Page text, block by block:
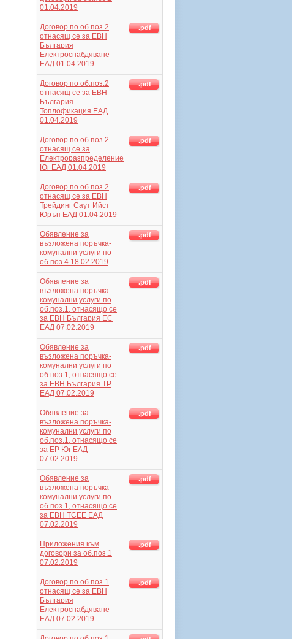
01.04.2019
Договор по об.поз.2
отнасящ се за ЕВН
България
Електроснабдяване
ЕАД 01.04.2019
.pdf
Договор по об.поз.2
отнасящ се за ЕВН
България
Топлофикация ЕАД
01.04.2019
.pdf
Договор по об.поз.2
отнасящ се за
Електроразпределение
Юг ЕАД 01.04.2019
.pdf
Договор по об.поз.2
отнасящ се за ЕВН
Трейдинг Саут Ийст
Юръп ЕАД 01.04.2019
.pdf
Обявление за
възложена поръчка-
комунални услуги по
об.поз.4 18.02.2019
.pdf
Обявление за
възложена поръчка-
комунални услуги по
об.поз.1, отнасящо се
за ЕВН България ЕС
ЕАД 07.02.2019
.pdf
Обявление за
възложена поръчка-
комунални услуги по
об.поз.1, отнасящо се
за ЕВН България ТР
ЕАД 07.02.2019
.pdf
Обявление за
възложена поръчка-
комунални услуги по
об.поз.1, отнасящо се
за ЕР Юг ЕАД
07.02.2019
.pdf
Обявление за
възложена поръчка-
комунални услуги по
об.поз.1, отнасящо се
за ЕВН ТСЕЕ ЕАД
07.02.2019
.pdf
Приложения към
договори за об.поз.1
07.02.2019
.pdf
Договор по об.поз.1
отнасящ се за ЕВН
България
Електроснабдяване
ЕАД 07.02.2019
.pdf